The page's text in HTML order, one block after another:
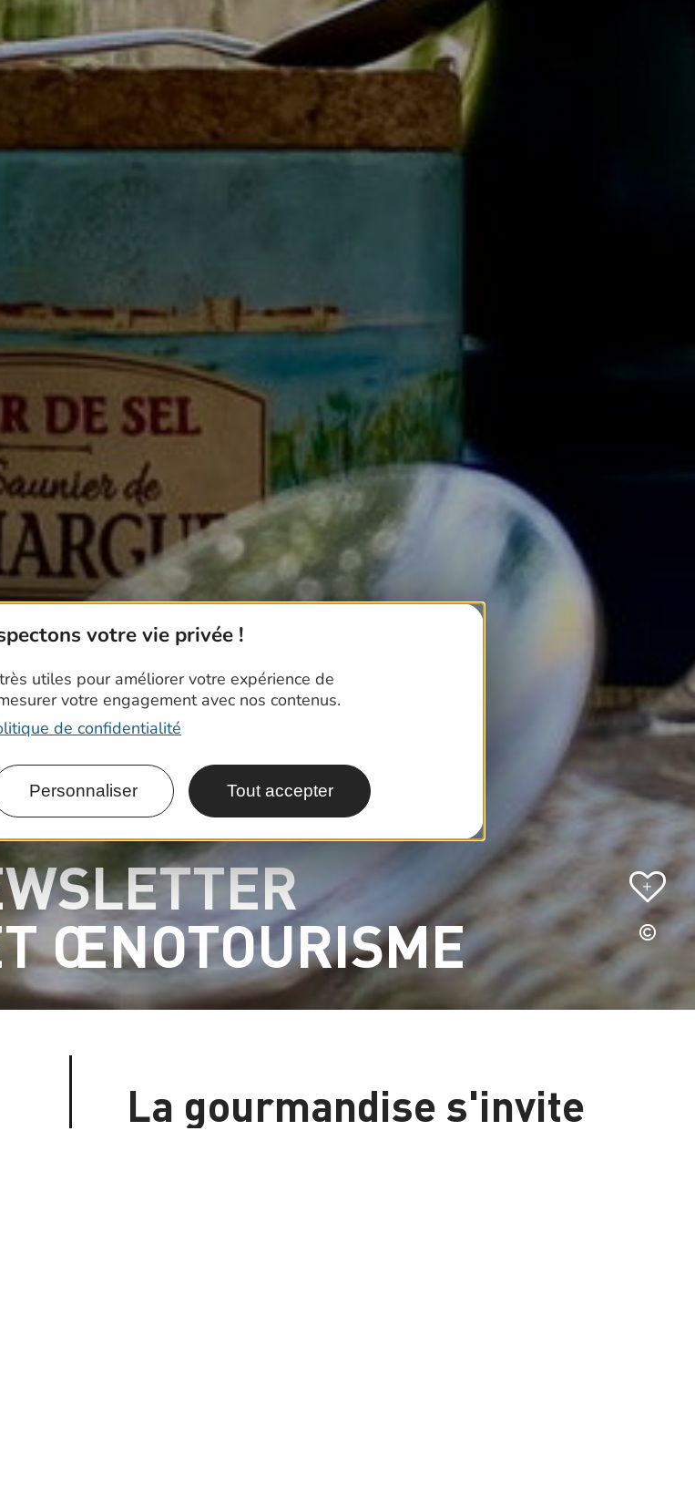
votre vie privée !
utiles pour améliorer votre expérience de
votre engagement avec nos contenus.
de confidentialité
Personnaliser Tout accepter
ŒNOTOURISME
+
La gourmandise s'invite